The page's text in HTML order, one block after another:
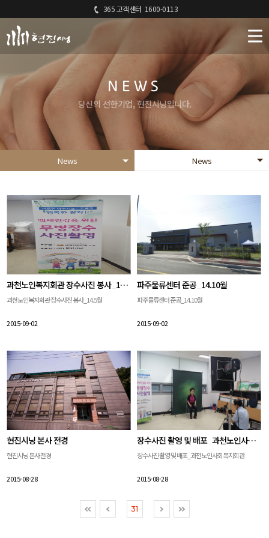
365 고객센터 1600-0113
NEWS
당신의 선한기업, 현진시닝입니다.
News News
과천노인복지회관 장수사진 봉사_14.5월
과천노인복지회관 장수사진 봉사_14.5월
2015-09-02
파주물류센터 준공_14.10월
파주물류센터 준공_14.10월
2015-09-02
현진시닝 본사 전경
현진시닝 본사 전경
2015-08-28
장수사진 촬영 및 배포_과천노인사회복지회관
장수사진 촬영 및 배포_과천노인사회복지회관
2015-08-28
31